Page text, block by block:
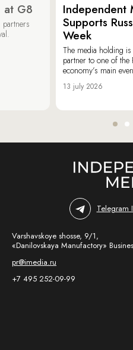
at G8
Independent
Supports
Week
The media holding
partner to one of the
economy’s main
13 july 2026
Telegram
Varshavskoye shosse, 9/1,
«Danilovskaya Manufactory»
pr@imedia.ru
+7 495 252-09-99